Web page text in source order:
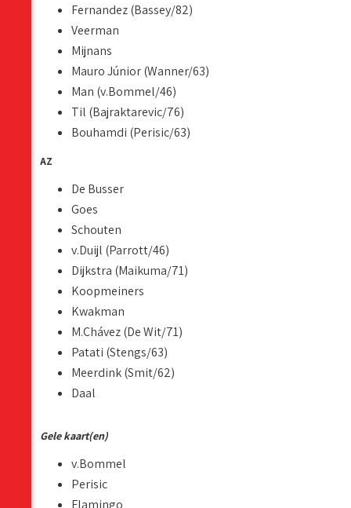
Fernandez (Bassey/82)
Veerman
Mijnans
Mauro Júnior (Wanner/63)
Man (v.Bommel/46)
Til (Bajraktarevic/76)
Bouhamdi (Perisic/63)
AZ
De Busser
Goes
Schouten
v.Duijl (Parrott/46)
Dijkstra (Maikuma/71)
Koopmeiners
Kwakman
M.Chávez (De Wit/71)
Patati (Stengs/63)
Meerdink (Smit/62)
Daal
Gele kaart(en)
v.Bommel
Perisic
Flamingo